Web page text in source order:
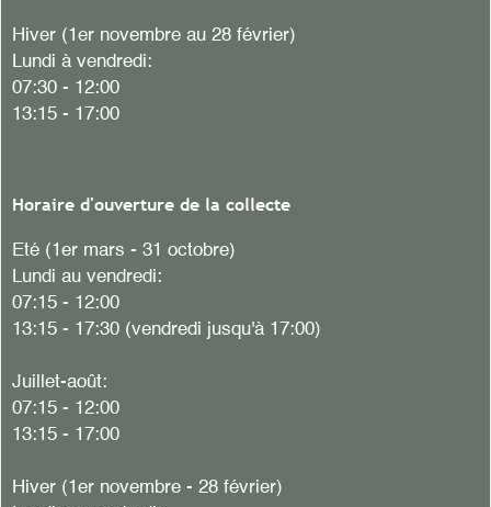
Hiver (1er novembre au 28 février)
Lundi à vendredi:
07:30 - 12:00
13:15 - 17:00
Horaire d'ouverture de la collecte
Eté (1er mars - 31 octobre)
Lundi au vendredi:
07:15 - 12:00
13:15 - 17:30 (vendredi jusqu'à 17:00)
Juillet-août:
07:15 - 12:00
13:15 - 17:00
Hiver (1er novembre - 28 février)